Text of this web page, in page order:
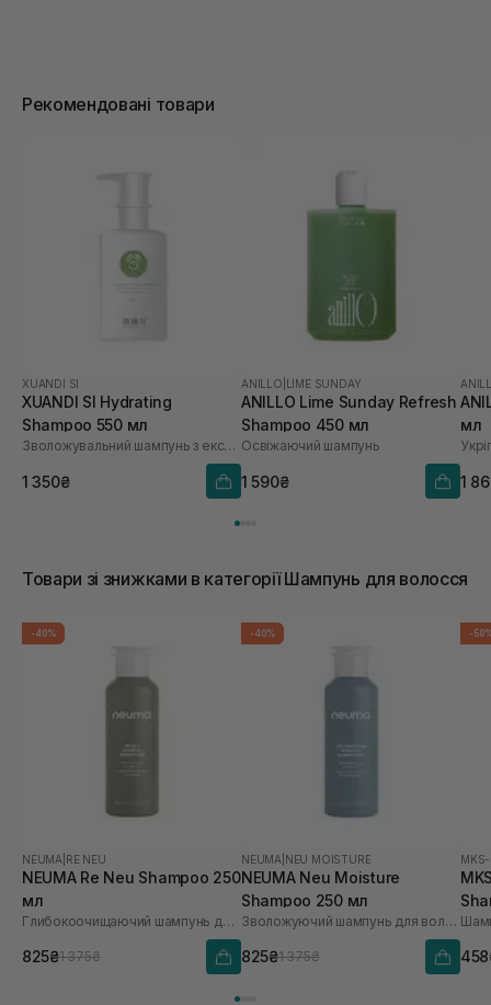
Рекомендовані товари
XUANDI SI
XUANDI SI Hydrating
Shampoo 550 мл
Зволожувальний шампунь з екстрактом зерна
1 350₴
ANILLO LIME SUNDAY
ANILLO Lime Sunday Refresh
Shampoo 450 мл
Освіжаючий шампунь
1 590₴
мл
1
Товари зі знижками в категорії Шампунь для волосся
-40%
NEUMA RE NEU
NEUMA Re Neu Shampoo 250
мл
Глибокоочищаючий шампунь для волосся
825₴1 375₴
-40%
NEUMA NEU MOISTURE
NEUMA Neu Moisture
Shampoo 250 мл
Зволожуючий шампунь для волосся
825₴1 375₴
-